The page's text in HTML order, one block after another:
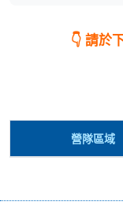
👇 請於
營隊區域